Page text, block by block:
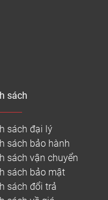
đẹp
cùng trong suốt,
sách
sách đại lý
sách bảo hành
sách vận chuyển
sách bảo mật
sách đổi trả